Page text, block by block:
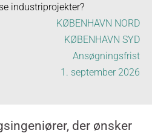
industriprojekter?
KØBENHAVN NORD
KØBENHAVN SYD
Ansøgningsfrist
1. september 2026
der ønsker